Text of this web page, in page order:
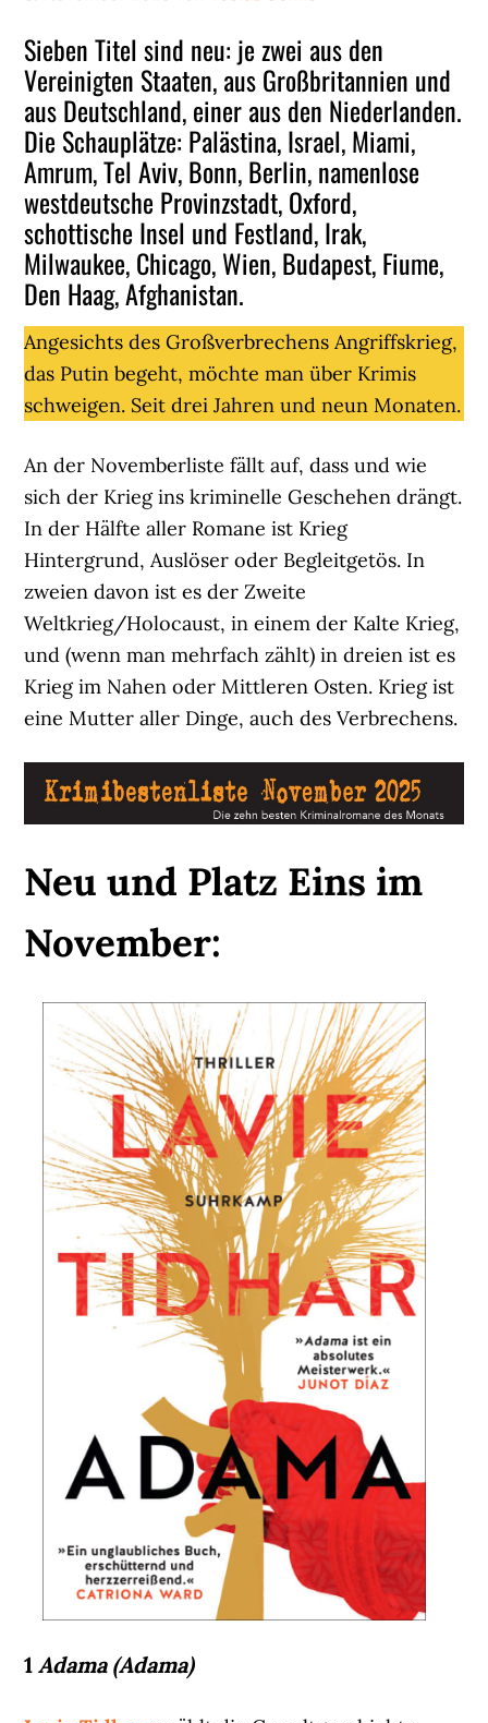
Sieben Titel sind neu: je zwei aus den
Vereinigten Staaten, aus Großbritannien und
aus Deutschland, einer aus den Niederlanden.
Die Schauplätze: Palästina, Israel, Miami,
Amrum, Tel Aviv, Bonn, Berlin, namenlose
westdeutsche Provinzstadt, Oxford,
schottische Insel und Festland, Irak,
Milwaukee, Chicago, Wien, Budapest, Fiume,
Den Haag, Afghanistan.
Angesichts des Großverbrechens Angriffskrieg,
das Putin begeht, möchte man über Krimis
schweigen. Seit drei Jahren und neun Monaten.
An der Novemberliste fällt auf, dass und wie
sich der Krieg ins kriminelle Geschehen drängt.
In der Hälfte aller Romane ist Krieg
Hintergrund, Auslöser oder Begleitgetös. In
zweien davon ist es der Zweite
Weltkrieg/Holocaust, in einem der Kalte Krieg,
und (wenn man mehrfach zählt) in dreien ist es
Krieg im Nahen oder Mittleren Osten. Krieg ist
eine Mutter aller Dinge, auch des Verbrechens.
Neu und Platz Eins im
November:
1Adama (Adama)